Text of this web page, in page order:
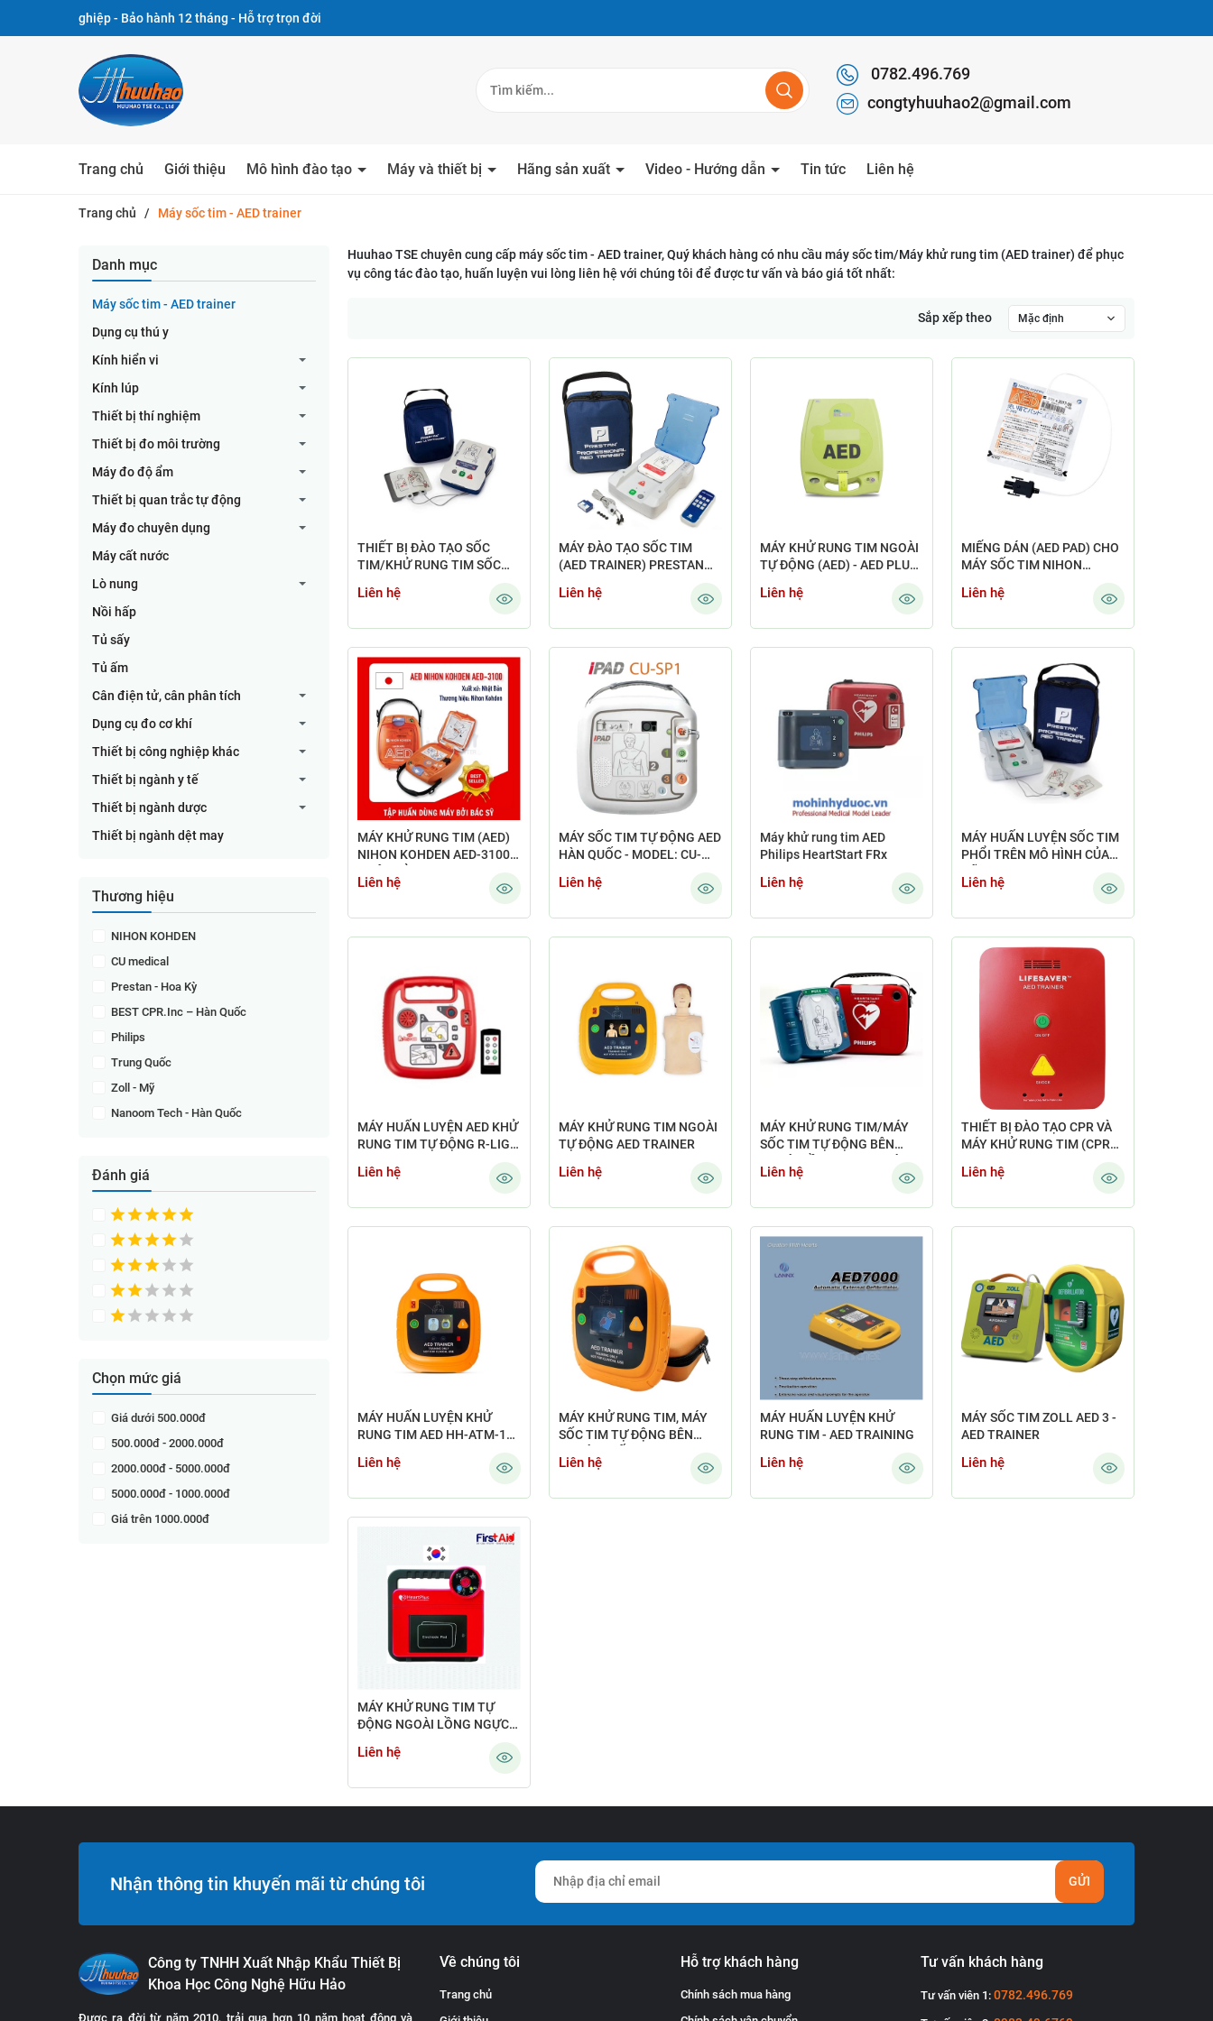
- Bảo hành 12 tháng - Hỗ trợ trọn đời
0782.496.769
congtyhuuhao2@gmail.com
Trang chủ Giới thiệu Mô hình đào tạo Máy và thiết bị Hãng sản xuất Video - Hướng dẫn Tin tức Liên hệ
Trang chủ / Máy sốc tim - AED trainer
Danh mục
Máy sốc tim - AED trainer
Dụng cụ thú y
Kính hiển vi
Kính lúp
Thiết bị thí nghiệm
Thiết bị đo môi trường
Máy đo độ ẩm
Thiết bị quan trắc tự động
Máy đo chuyên dụng
Máy cất nước
Lò nung
Nồi hấp
Tủ sấy
Tủ ấm
Cân điện tử, cân phân tích
Dụng cụ đo cơ khí
Thiết bị công nghiệp khác
Thiết bị ngành y tế
Thiết bị ngành dược
Thiết bị ngành dệt may
Thương hiệu
NIHON KOHDEN
CU medical
Prestan - Hoa Kỳ
BEST CPR.Inc – Hàn Quốc
Philips
Trung Quốc
Zoll - Mỹ
Nanoom Tech - Hàn Quốc
Đánh giá
Chọn mức giá
Giá dưới 500.000đ
500.000đ - 2000.000đ
2000.000đ - 5000.000đ
5000.000đ - 1000.000đ
Giá trên 1000.000đ
Huuhao TSE chuyên cung cấp máy sốc tim - AED trainer, Quý khách hàng có nhu cầu máy sốc tim/Máy khử rung tim (AED trainer) để phục
vụ công tác đào tạo, huấn luyện vui lòng liên hệ với chúng tôi để được tư vấn và báo giá tốt nhất:
Sắp xếp theo Mặc định
THIẾT BỊ ĐÀO TẠO SỐC
TIM/KHỬ RUNG TIM SỐC
AEDUT-101
Liên hệ
MÁY ĐÀO TẠO SỐC TIM
(AED TRAINER) PRESTAN
Liên hệ
MÁY KHỬ RUNG TIM NGOÀI
TỰ ĐỘNG (AED) - AED PLUS
Liên hệ
MIẾNG DÁN (AED PAD) CHO
MÁY SỐC TIM NIHON
PADS - P-740
Liên hệ
MÁY KHỬ RUNG TIM (AED)
NIHON KOHDEN AED-3100 -
Liên hệ
MÁY SỐC TIM TỰ ĐỘNG AED
HÀN QUỐC - MODEL: CU-
Liên hệ
Máy khử rung tim AED
Philips HeartStart FRx
Liên hệ
MÁY HUẤN LUYỆN SỐC TIM
PHỔI TRÊN MÔ HÌNH CỦA
TRAINER PLUS
Liên hệ
MÁY HUẤN LUYỆN AED KHỬ
RUNG TIM TỰ ĐỘNG R-LIGO
TRAINER)
Liên hệ
MÁY KHỬ RUNG TIM NGOÀI
TỰ ĐỘNG AED TRAINER
Liên hệ
MÁY KHỬ RUNG TIM/MÁY
SỐC TIM TỰ ĐỘNG BÊN
AED) HEARTSTART PHILIPS
Liên hệ
THIẾT BỊ ĐÀO TẠO CPR VÀ
MÁY KHỬ RUNG TIM (CPR
TRAINER)
Liên hệ
MÁY HUẤN LUYỆN KHỬ
RUNG TIM AED HH-ATM-112
Liên hệ
MÁY KHỬ RUNG TIM, MÁY
SỐC TIM TỰ ĐỘNG BÊN
AED TRAINER
Liên hệ
MÁY HUẤN LUYỆN KHỬ
RUNG TIM - AED TRAINING
Liên hệ
MÁY SỐC TIM ZOLL AED 3 -
AED TRAINER
Liên hệ
MÁY KHỬ RUNG TIM TỰ
ĐỘNG NGOÀI LỒNG NGỰC
Liên hệ
Nhận thông tin khuyến mãi từ chúng tôi GỬI
Công ty TNHH Xuất Nhập Khẩu Thiết Bị
Khoa Học Công Nghệ Hữu Hảo
Được ra đời từ năm 2010, trải qua hơn 10 năm hoạt động và
Về chúng tôi
Trang chủ
Hỗ trợ khách hàng
Chính sách mua hàng
Tư vấn khách hàng
Tư vấn viên 1:0782.496.769